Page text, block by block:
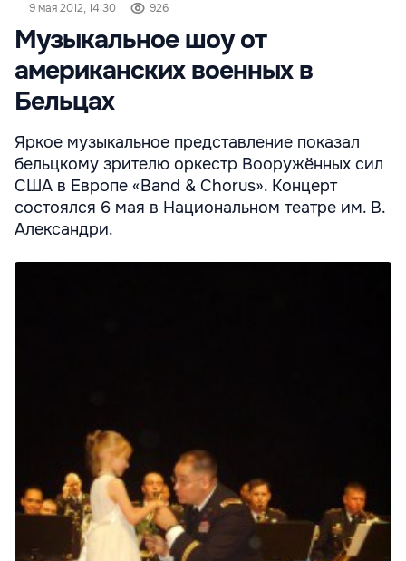
9 мая 2012, 14:30 926
Музыкальное шоу от
американских военных в
Бельцах
Яркое музыкальное представление показал
бельцкому зрителю оркестр Вооружённых сил
США в Европе «Band & Chorus». Концерт
состоялся 6 мая в Национальном театре им. В.
Александри.